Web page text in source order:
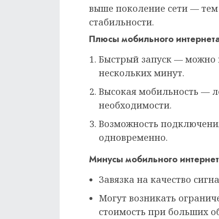
выше поколение сети —
стабильности.
Плюсы мобильного
Быстрый запуск — можно
нескольких минут.
Высокая мобильность —
необходимости.
Возможность
одновременно.
Минусы мобильного
Завязка на качество
Могут возникать
стоимость при больших